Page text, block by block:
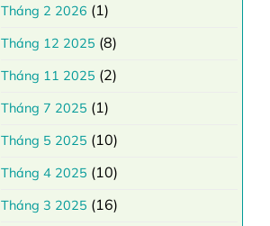
Tháng 2 2026 (1)
Tháng 12 2025 (8)
Tháng 11 2025 (2)
Tháng 7 2025 (1)
Tháng 5 2025 (10)
Tháng 4 2025 (10)
Tháng 3 2025 (16)